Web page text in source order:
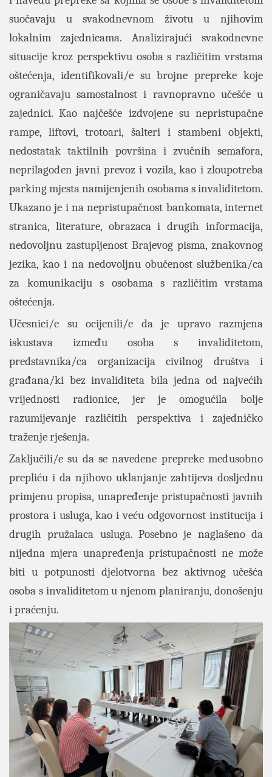
suočavaju u svakodnevnom životu u njihovim
lokalnim zajednicama. Analizirajući svakodnevne
situacije kroz perspektivu osoba s različitim vrstama
oštećenja, identifikovali/e su brojne prepreke koje
ograničavaju samostalnost i ravnopravno učešće u
zajednici. Kao najčešće izdvojene su nepristupačne
rampe, liftovi, trotoari, šalteri i stambeni objekti,
nedostatak taktilnih površina i zvučnih semafora,
neprilagođen javni prevoz i vozila, kao i zloupotreba
parking mjesta namijenjenih osobama s invaliditetom.
Ukazano je i na nepristupačnost bankomata, internet
stranica, literature, obrazaca i drugih informacija,
nedovoljnu zastupljenost Brajevog pisma, znakovnog
jezika, kao i na nedovoljnu obučenost službenika/ca
za komunikaciju s osobama s različitim vrstama
oštećenja.
Učesnici/e su ocijenili/e da je upravo razmjena
iskustava između osoba s invaliditetom,
predstavnika/ca organizacija civilnog društva i
građana/ki bez invaliditeta bila jedna od najvećih
vrijednosti radionice, jer je omogućila bolje
razumijevanje različitih perspektiva i zajedničko
traženje rješenja.
Zaključili/e su da se navedene prepreke međusobno
prepliću i da njihovo uklanjanje zahtijeva dosljednu
primjenu propisa, unapređenje pristupačnosti javnih
prostora i usluga, kao i veću odgovornost institucija i
drugih pružalaca usluga. Posebno je naglašeno da
nijedna mjera unapređenja pristupačnosti ne može
biti u potpunosti djelotvorna bez aktivnog učešća
osoba s invaliditetom u njenom planiranju, donošenju
i praćenju.